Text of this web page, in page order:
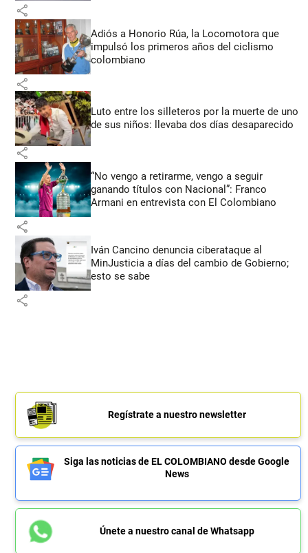
share
Adiós a Honorio Rúa, la Locomotora que
impulsó los primeros años del ciclismo
colombiano
share
Luto entre los silleteros por la muerte de uno
de sus niños: llevaba dos días desaparecido
share
“No vengo a retirarme, vengo a seguir
ganando títulos con Nacional”: Franco
Armani en entrevista con El Colombiano
share
Iván Cancino denuncia ciberataque al
MinJusticia a días del cambio de Gobierno;
esto se sabe
share
Regístrate a nuestro newsletter
Siga las noticias de EL COLOMBIANO desde Google
News
Únete a nuestro canal de Whatsapp